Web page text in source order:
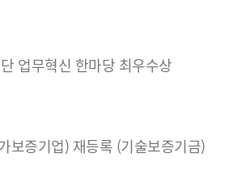
업무혁신 한마당 최우수상
보증기업) 재등록 (기술보증기금)